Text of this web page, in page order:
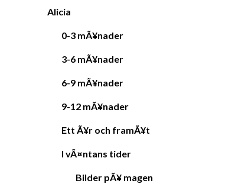
Alicia
0-3 mÃ¥nader
3-6 mÃ¥nader
6-9 mÃ¥nader
9-12 mÃ¥nader
Ett Ã¥r och framÃ¥t
I vÃ¤ntans tider
Bilder pÃ¥ magen